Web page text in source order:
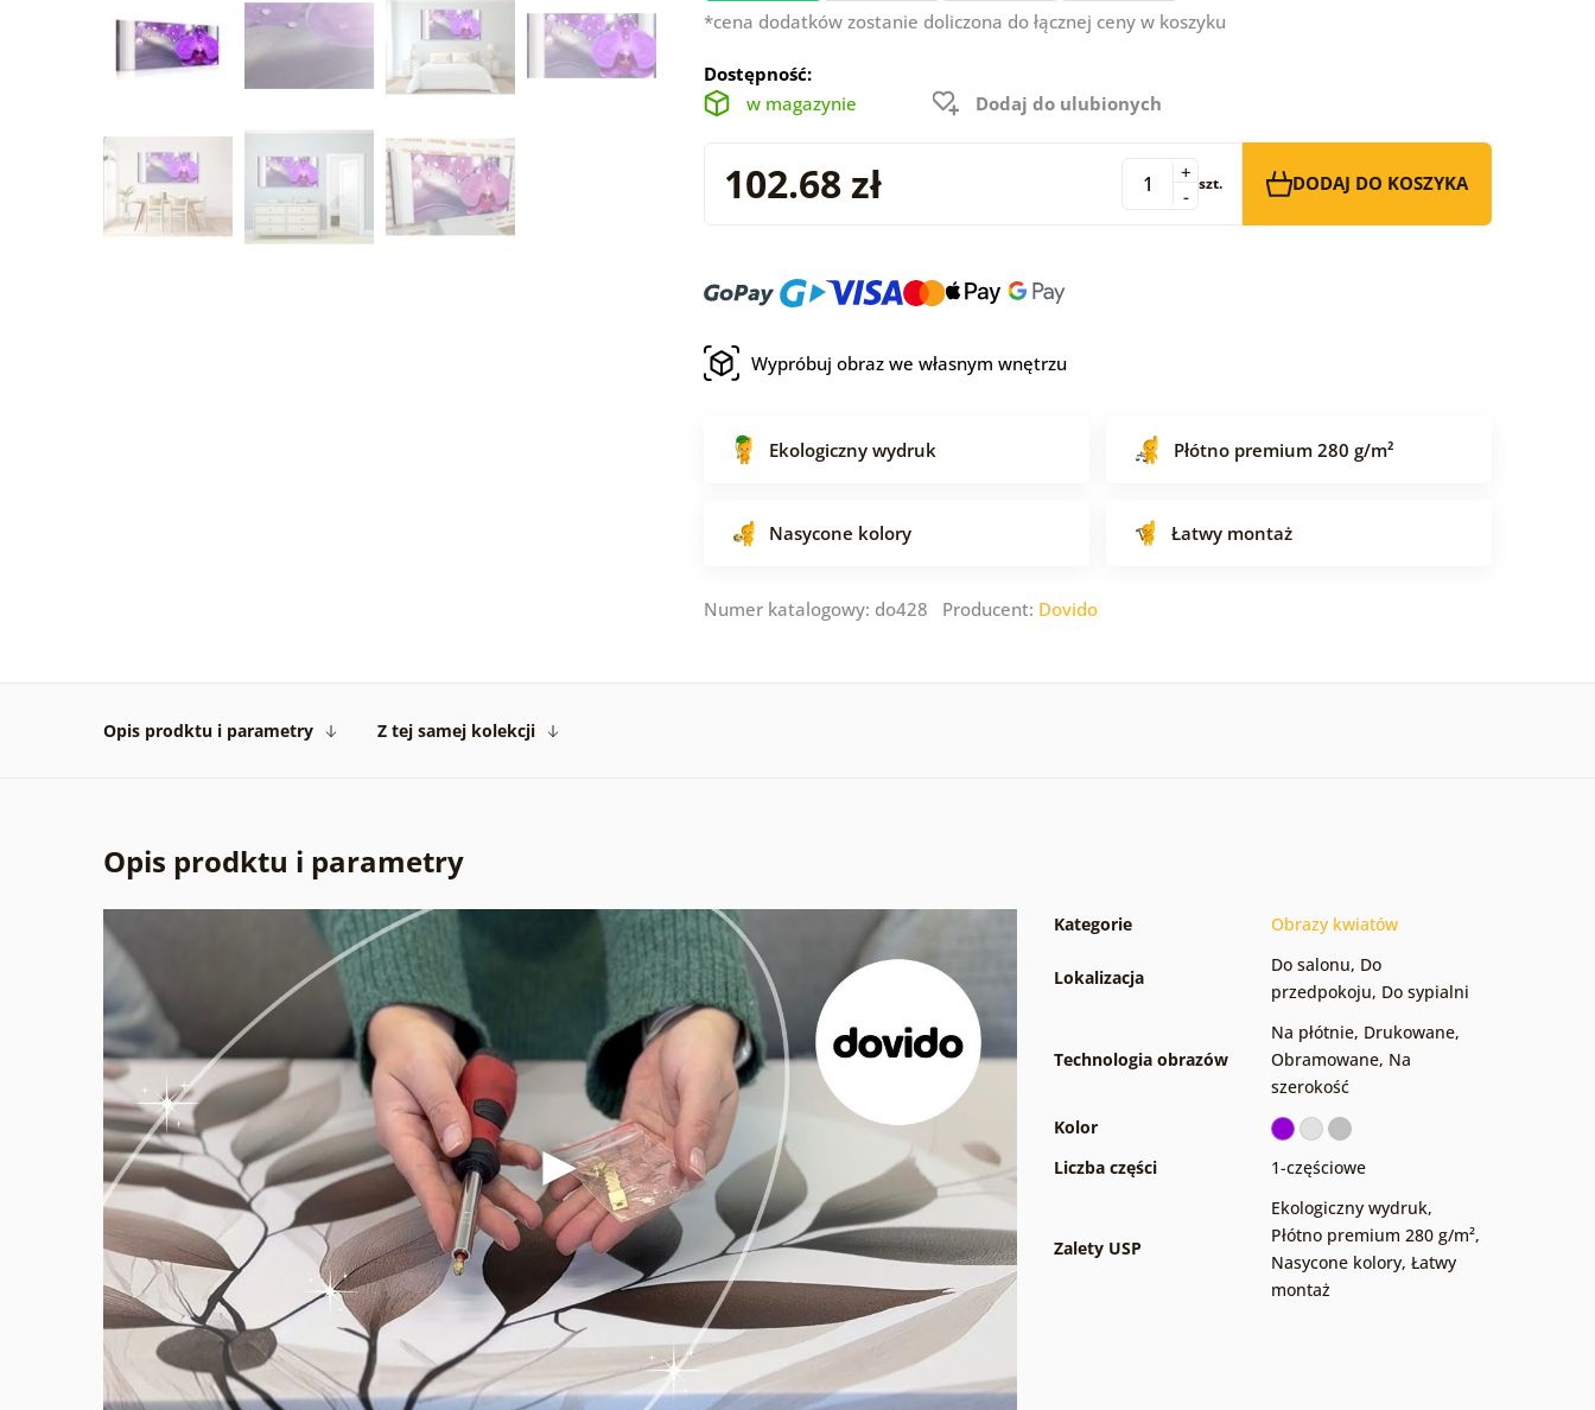
*cena dodatków zostanie doliczona do łącznej ceny w koszyku
Dostępność:
w magazynie
Dodaj do ulubionych
102.68 zł -
+ szt. DODAJ DO KOSZYKA
Wypróbuj obraz we własnym wnętrzu
Ekologiczny wydruk Płótno premium 280 g/m²
Nasycone kolory Łatwy montaż
Numer katalogowy: do428 Producent: Dovido
Opis prodktu i parametry Z tej samej kolekcji
Opis prodktu i parametry
Kategorie Obrazy kwiatów
Lokalizacja
Do salonu, Do
przedpokoju, Do sypialni
Technologia obrazów
Na płótnie, Drukowane,
Obramowane, Na
szerokość
Kolor
Liczba części
1-częściowe
Zalety USP
Ekologiczny wydruk,
Płótno premium 280 g/m²,
Nasycone kolory, Łatwy
montaż